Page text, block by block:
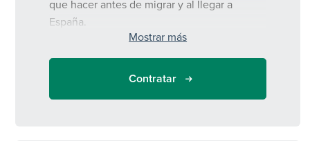
que hacer antes de migrar y al llegar a
España.
Ideal si querés resolver dudas puntuales y
tener un plan claro por escrito, sin necesidad
Mostrar más
Contratar